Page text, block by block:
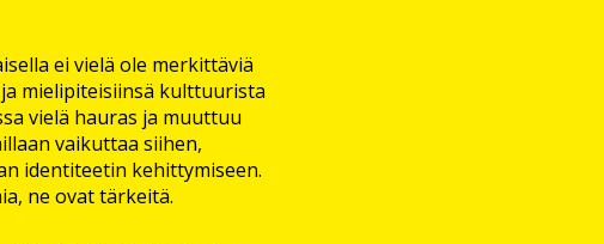
ei vielä ole merkittäviä
mielipiteisiinsä kulttuurista
vielä hauras ja muuttuu
vaikuttaa siihen,
identiteetin kehittymiseen.
ne ovat tärkeitä.